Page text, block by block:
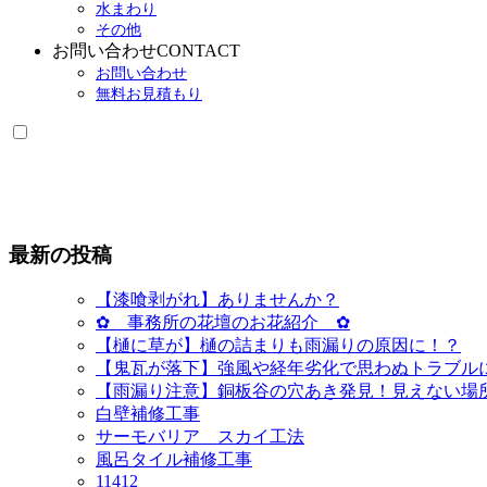
水まわり
その他
お問い合わせCONTACT
お問い合わせ
無料お見積もり
最新の投稿
【漆喰剥がれ】ありませんか？
✿ 事務所の花壇のお花紹介 ✿
【樋に草が】樋の詰まりも雨漏りの原因に！？
【鬼瓦が落下】強風や経年劣化で思わぬトラブル
【雨漏り注意】銅板谷の穴あき発見！見えない場
白壁補修工事
サーモバリア スカイ工法
風呂タイル補修工事
11412